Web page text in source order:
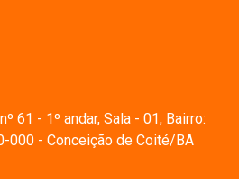
61 - 1º andar, Sala - 01, Bairro:
000 - Conceição de Coité/BA